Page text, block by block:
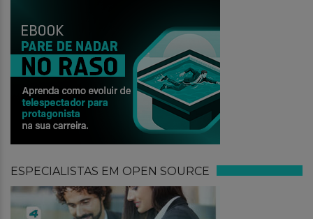
ESPECIALISTAS EM OPEN SOURCE